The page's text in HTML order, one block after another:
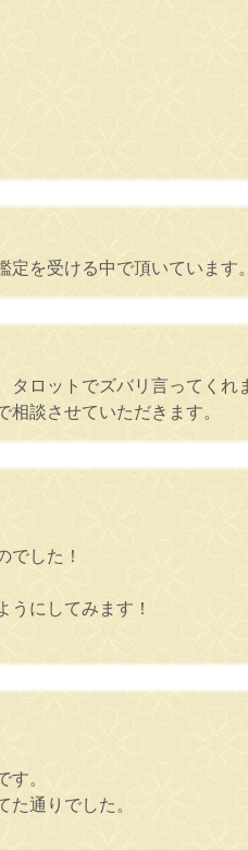
を受ける中で頂いています
ロットでズバリ言ってくれ
談させていただきます。
でした！
にしてみます！
。
通りでした。